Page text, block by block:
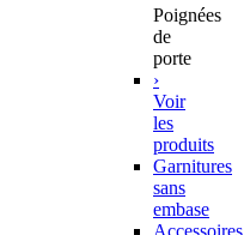
Poignées
de
porte
›
Voir
les
produits
Garnitures
sans
embase
Accessoires